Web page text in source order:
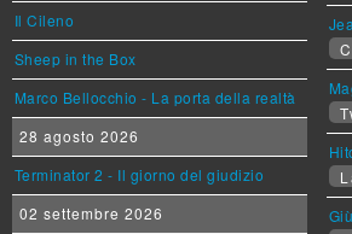
Il Cileno
Sheep in the Box
Marco Bellocchio - La porta della realtà
28 agosto 2026
Terminator 2 - Il giorno del giudizio
02 settembre 2026